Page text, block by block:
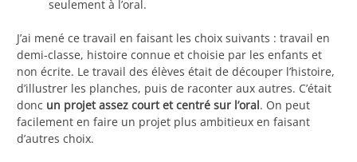
seulement à l’oral.
J’ai mené ce travail en faisant les choix suivants : travail en
demi-classe, histoire connue et choisie par les enfants et
non écrite. Le travail des élèves était de découper l’histoire,
d’illustrer les planches, puis de raconter aux autres. C’était
donc un projet assez court et centré sur l’oral. On peut
facilement en faire un projet plus ambitieux en faisant
d’autres choix.